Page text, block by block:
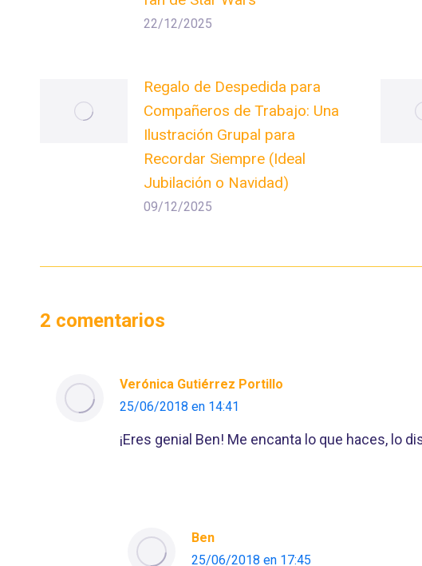
22/12/2025
Regalo de Despedida para
Compañeros de Trabajo: Una
Ilustración Grupal para
Recordar Siempre (Ideal
Jubilación o Navidad)
09/12/2025
2 comentarios
Verónica Gutiérrez Portillo
dice:
25/06/2018 en 14:41
¡Eres genial Ben! Me encanta lo que haces, lo
Ben
25/06/2018 en 17:45